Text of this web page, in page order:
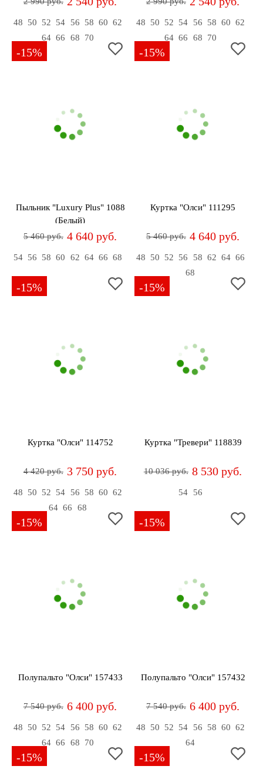
48 50 52 54 56 58 60 62
64 66 68 70
48 50 52 54 56 58 60 62
64 66 68 70
-15%
Пыльник "Luxury Plus" 1088
(Белый)
5 460 руб. 4 640 руб.
54 56 58 60 62 64 66 68
-15%
Куртка "Олси" 111295
5 460 руб. 4 640 руб.
48 50 52 56 58 62 64 66
68
-15%
Куртка "Олси" 114752
4 420 руб. 3 750 руб.
48 50 52 54 56 58 60 62
64 66 68
-15%
Куртка "Тревери" 118839
10 036 руб. 8 530 руб.
54 56
-15%
Полупальто "Олси" 157433
7 540 руб. 6 400 руб.
48 50 52 54 56 58 60 62
64 66 68 70
-15%
Полупальто "Олси" 157432
7 540 руб. 6 400 руб.
48 50 52 54 56 58 60 62
64
-15% -15%